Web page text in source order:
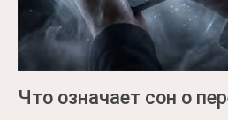
Что означает сон о